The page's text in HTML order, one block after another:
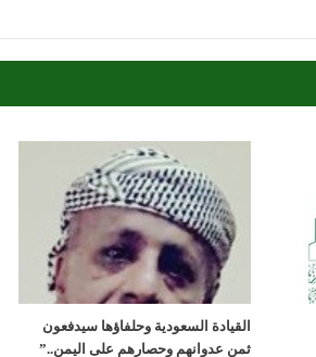
القيادة السعودية وحلفاؤها سيدفعون
ثمن عدوانهم وحصارهم على اليمن..”